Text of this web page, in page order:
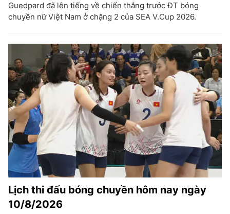
Guedpard đã lên tiếng về chiến thắng trước ĐT bóng
chuyền nữ Việt Nam ở chặng 2 của SEA V.Cup 2026.
Lịch thi đấu bóng chuyền hôm nay ngày
10/8/2026